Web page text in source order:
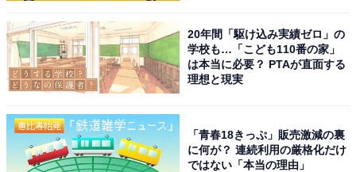
20年間「駆け込み実績ゼロ」の
学校も…「こども110番の家」
は本当に必要？ PTAが直面する
理想と現実
「青春18きっぷ」販売激減の裏
に何が？ 連続利用の厳格化だけ
ではない「本当の理由」